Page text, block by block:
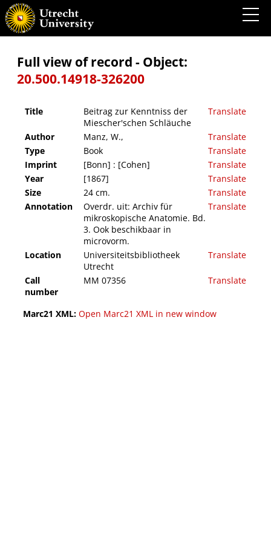
Beitrag zur Kenntniss der Miescher'schen Schläuche
Full view of record - Object:
20.500.14918-326200
Title
Beitrag zur Kenntniss der
Miescher'schen Schläuche
Translate
Author Manz, W.,
Translate
Type
Book
Translate
Imprint
[Bonn] : [Cohen]
Translate
Year
[1867]
Translate
Size
24 cm.
Translate
Annotation
Overdr. uit: Archiv für
mikroskopische Anatomie. Bd.
3. Ook beschikbaar in
microvorm.
Translate
Location
Universiteitsbibliotheek
Utrecht
Translate
Call
number
MM 07356 Translate
Marc21 XML: Open Marc21 XML in new window